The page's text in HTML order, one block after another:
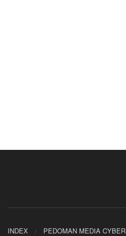
INDEX PEDOMAN MEDIA CYBER